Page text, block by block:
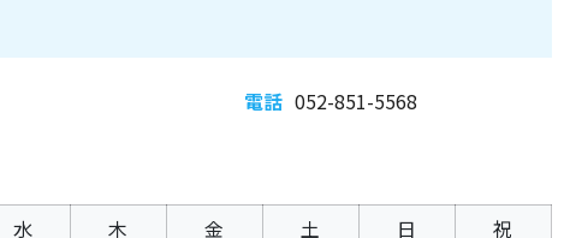
電話 052-851-5568
水 木 金 土 日 祝